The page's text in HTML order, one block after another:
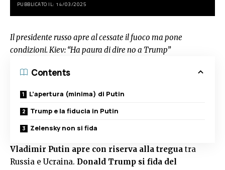
PUBBLICATO IL: 14/03/2025
Il presidente russo apre al cessate il fuoco ma pone
condizioni. Kiev: “Ha paura di dire no a Trump”
Contents
L’apertura (minima) di Putin
Trump e la fiducia in Putin
Zelensky non si fida
Vladimir Putin apre con riserva alla tregua tra
Russia e Ucraina. Donald Trump si fida del